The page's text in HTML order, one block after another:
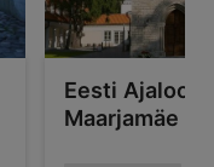
Eesti
Maarjamäe